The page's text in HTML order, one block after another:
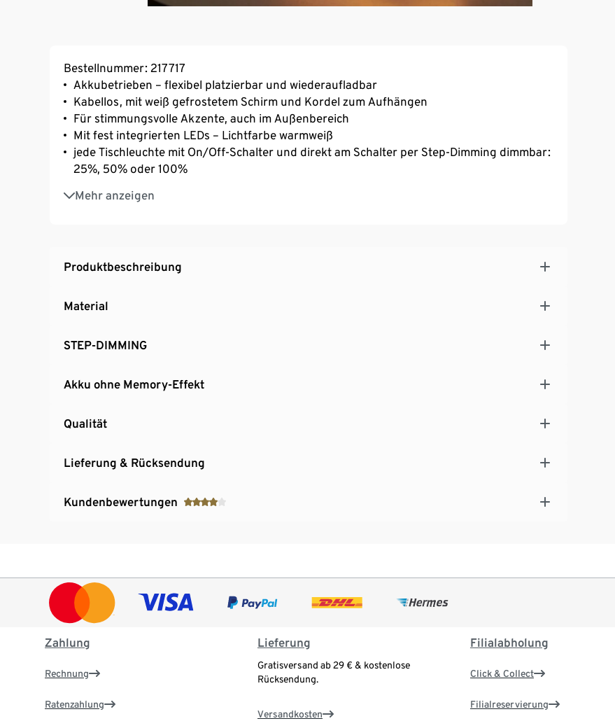
Bestellnummer: 217717
Akkubetrieben – flexibel platzierbar und wiederaufladbar
Kabellos, mit weiß gefrostetem Schirm und Kordel zum Aufhängen
Für stimmungsvolle Akzente, auch im Außenbereich
Mit fest integrierten LEDs – Lichtfarbe warmweiß
jede Tischleuchte mit On/Off-Schalter und direkt am Schalter per Step-Dimming dimmbar:
25%, 50% oder 100%
Mehr anzeigen
Separate Mehrfach-Ladestation für den Innenbereich mit 2 m langem USB-C/USB-A-
Ladekabel
Produktbeschreibung
Material
STEP-DIMMING
Akku ohne Memory-Effekt
Qualität
Lieferung & Rücksendung
Kundenbewertungen
Zahlung
Rechnung
Ratenzahlung
Lieferung
Gratisversand ab 29 € & kostenlose
Rücksendung.
Versandkosten
Filialabholung
Click & Collect
Filialreservierung